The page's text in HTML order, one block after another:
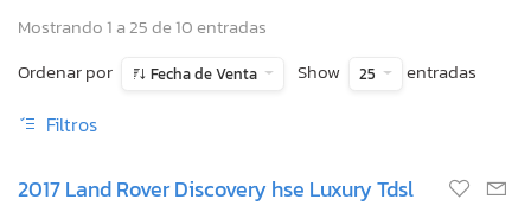
Mostrando 1 a 25 de 10 entradas
Ordenar por
Fecha de Venta Show 25 entradas
Filtros
2017 Land Rover Discovery hse Luxury Tdsl